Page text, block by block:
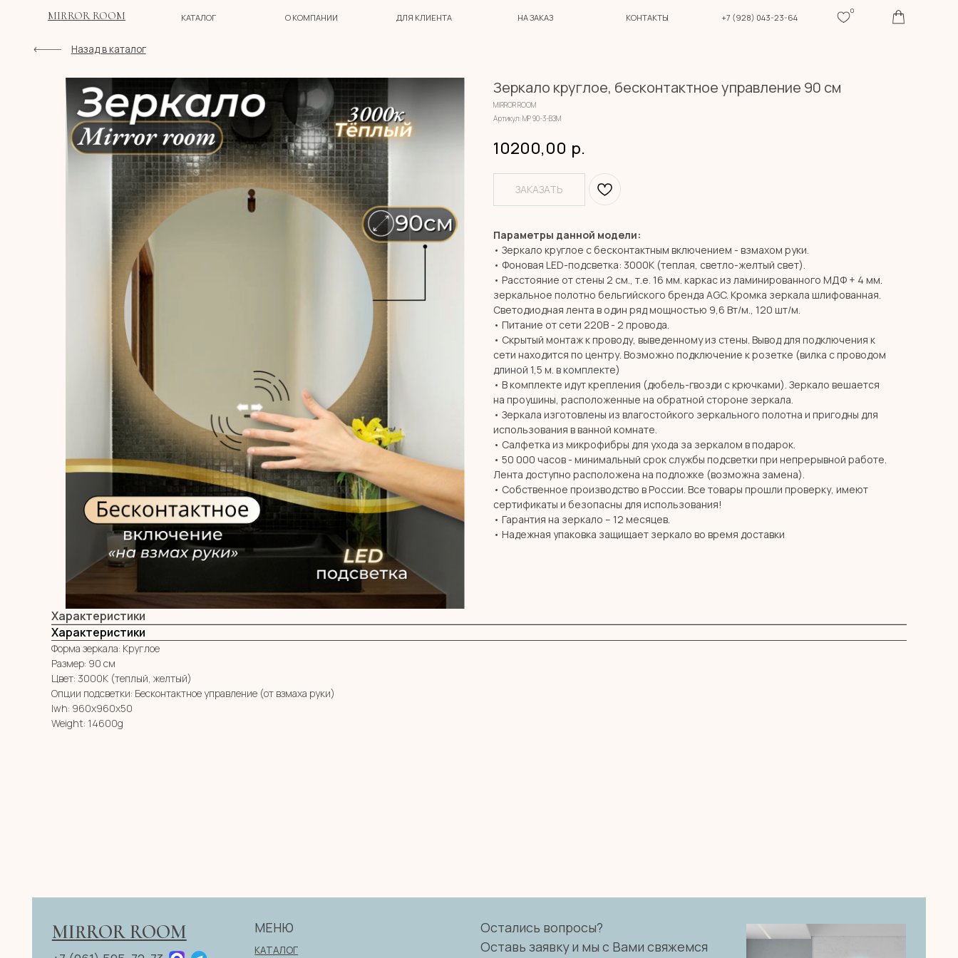
MIRROR ROOM КАТАЛОГ О КОМПАНИИ ДЛЯ КЛИЕНТА +7 (928) 043-23-64
Назад в каталог
Зеркало круглое, бесконтактное управление 90 см
MIRROR ROOM
Артикул: МР 90-3-ВЗМ
10200,00 р.
ЗАКАЗАТЬ
Параметры данной модели:
• Зеркало круглое с бесконтактным включением - взмахом руки.
• Фоновая LED-подсветка: 3000К (теплая, светло-желтый свет).
• Расстояние от стены 2 см., т.е. 16 мм. каркас из ламинированного МДФ + 4 мм.
зеркальное полотно бельгийского бренда AGC. Кромка зеркала шлифованная.
Светодиодная лента в один ряд мощностью 9,6 Вт/м., 120 шт/м.
• Питание от сети 220В - 2 провода.
• Скрытый монтаж к проводу, выведенному из стены. Вывод для подключения к
сети находится по центру. Возможно подключение к розетке (вилка с проводом
длиной 1,5 м. в комплекте)
• В комплекте идут крепления (дюбель-гвозди с крючками). Зеркало вешается
на проушины, расположенные на обратной стороне зеркала.
• Зеркала изготовлены из влагостойкого зеркального полотна и пригодны для
использования в ванной комнате.
• Салфетка из микрофибры для ухода за зеркалом в подарок.
• 50 000 часов - минимальный срок службы подсветки при непрерывной работе.
Лента доступно расположена на подложке (возможна замена).
• Собственное производство в России. Все товары прошли проверку, имеют
сертификаты и безопасны для использования!
• Гарантия на зеркало – 12 месяцев.
• Надежная упаковка защищает зеркало во время доставки
Характеристики
Характеристики
Форма зеркала: Круглое
Размер: 90 см
Цвет: 3000К (теплый, желтый)
Опции подсветки: Бесконтактное управление (от взмаха руки)
lwh: 960x960x50
Weight: 14600g
Адрес: 350037, г. Краснодар,
ул. Казачья, д. 2А
НА ЗАКАЗ
Я согласен с политикой конфиденциальности